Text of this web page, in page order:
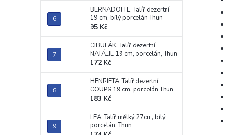
BERNADOTTE, Talíř dezertní
19 cm, bílý porcelán Thun
95 Kč
CIBULÁK, Talíř dezertní
NATÁLIE 19 cm, porcelán, Thun
172 Kč
HENRIETA, Talíř dezertní
COUPS 19 cm, porcelán Thun
183 Kč
LEA, Talíř mělký 27cm, bílý
porcelán, Thun